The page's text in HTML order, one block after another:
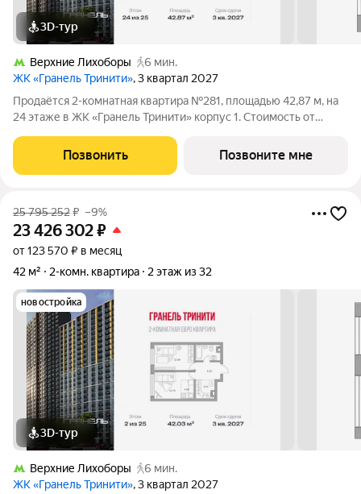
3D-тур
Верхние Лихоборы
6 мин.
ЖК «Гранель Тринити», 3 квартал 2027
Продаётся 2-комнатная квартира №281, площадью 42,87 м, на
24 этаже в ЖК «Гранель Тринити» корпус 1. Стоимость от
односторонняя, окна во двор. Жилой квартал «Гранель
Тринити» расположен на севере Москвы,
Позвонить Позвоните мне
25 795 252₽ –9%
23 426 302₽
от 123 570 ₽ в месяц
42 м²
2-комн. квартира 2 этаж из 32
новостройка
3D-тур
Верхние Лихоборы
6 мин.
ЖК «Гранель Тринити», 3 квартал 2027